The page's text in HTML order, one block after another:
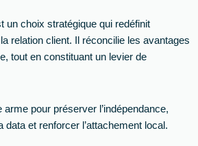
un choix stratégique qui redéfinit
la relation client. Il réconcilie les avantages
tout en constituant un levier de
arme pour préserver l’indépendance,
data et renforcer l’attachement local.